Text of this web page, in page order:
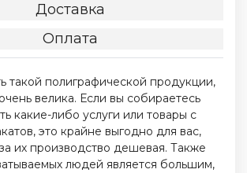
Доставка
Оплата
такой полиграфической продукции,
велика. Если вы собираетесь
какие-либо услуги или товары с
это крайне выгодно для вас,
их производство дешевая. Также
людей является большим,